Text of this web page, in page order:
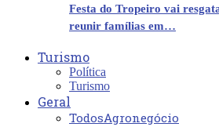
Festa do Tropeiro vai
reunir famílias em…
Turismo
Política
Turismo
Geral
TodosAgronegócio